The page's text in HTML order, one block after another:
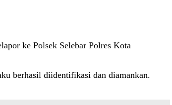
ke Polsek Selebar Polres Kota
berhasil diidentifikasi dan diamankan.